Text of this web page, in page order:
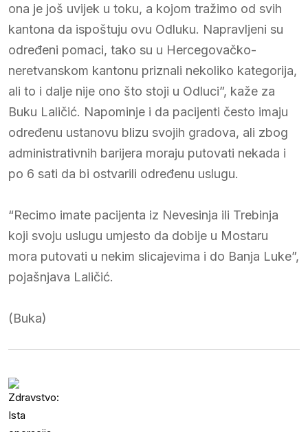
ona je još uvijek u toku, a kojom tražimo od svih
kantona da ispoštuju ovu Odluku. Napravljeni su
određeni pomaci, tako su u Hercegovačko-
neretvanskom kantonu priznali nekoliko kategorija,
ali to i dalje nije ono što stoji u Odluci”, kaže za
Buku Laličić. Napominje i da pacijenti često imaju
određenu ustanovu blizu svojih gradova, ali zbog
administrativnih barijera moraju putovati nekada i
po 6 sati da bi ostvarili određenu uslugu.
“Recimo imate pacijenta iz Nevesinja ili Trebinja
koji svoju uslugu umjesto da dobije u Mostaru
mora putovati u nekim slicajevima i do Banja Luke”,
pojašnjava Laličić.
(Buka)